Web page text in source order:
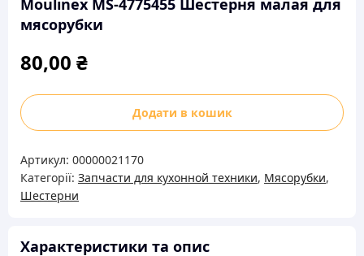
Moulinex MS-4775455 Шестерня малая для
мясорубки
80,00 ₴
Moulinex
MS-
Шестерня
малая
для
кількість
Додати в кошик
Артикул: 00000021170
Категорії: Запчасти для кухонной техники, Мясорубки,
Шестерни
Характеристики та опис